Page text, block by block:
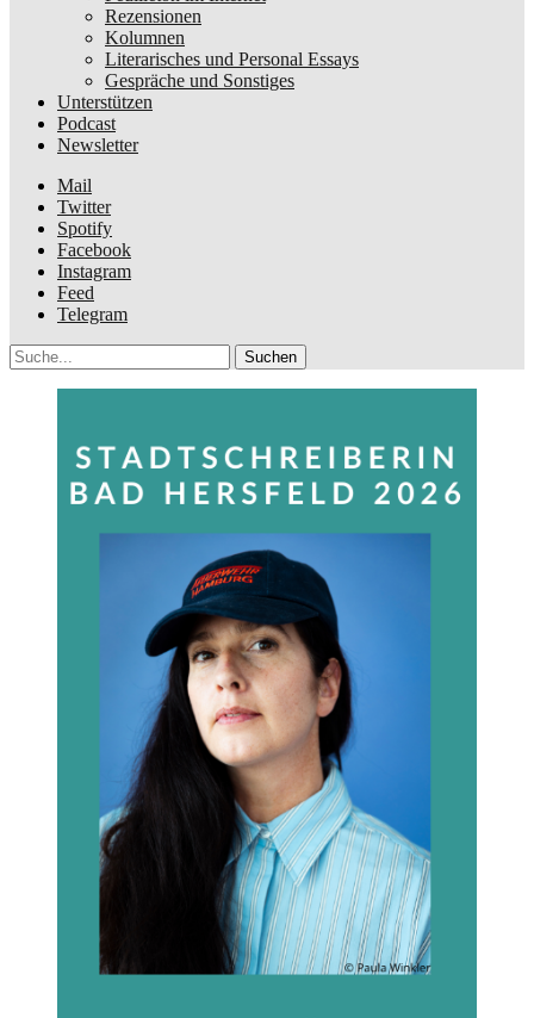
Rezensionen
Kolumnen
Literarisches und Personal Essays
Gespräche und Sonstiges
Unterstützen
Podcast
Newsletter
Mail
Twitter
Spotify
Facebook
Instagram
Feed
Telegram
Suche